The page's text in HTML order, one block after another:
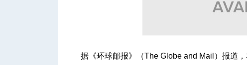
据《环球邮报》（The Globe and Mail）报道